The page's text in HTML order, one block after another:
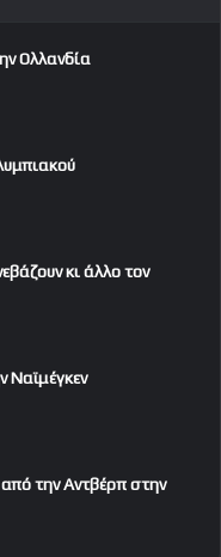
Ολλανδία
κι άλλο τον
Ναϊμέγκεν
την Αντβέρπ στην